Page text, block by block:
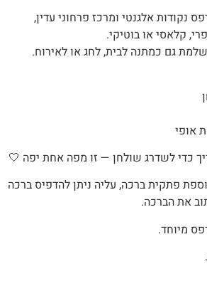
נקודות אלגנטי ומרכז פרחוני עדין,
קלאסי או בוטיקי.
גם כמתנה לבית, לחג או לאירוח.
אופי
כדי לשדרג שולחן — זו מפה אחת יפה 🤍
פתקית ברכה, עליה ניתן להדפיס ברכה
את הברכה.
מיוחד.